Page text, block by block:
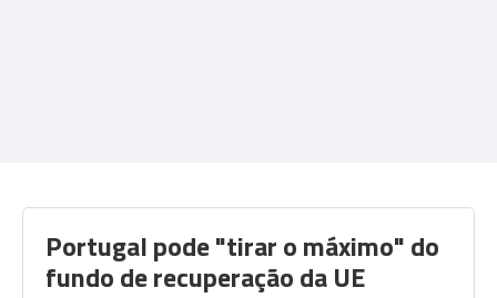
Portugal pode "tirar o máximo" do
fundo de recuperação da UE